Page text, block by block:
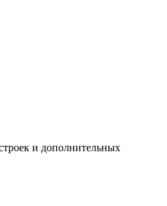
и дополнительных